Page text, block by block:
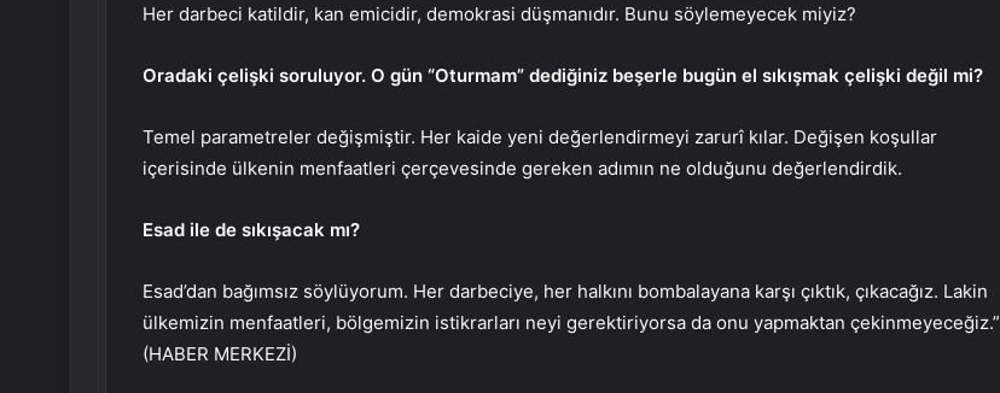
Her darbeci katildir, kan emicidir, demokrasi düşmanıdır. Bunu söylemeyecek miyiz?
Oradaki çelişki soruluyor. O gün “Oturmam” dediğiniz beşerle bugün el sıkışmak çelişki değil mi?
Temel parametreler değişmiştir. Her kaide yeni değerlendirmeyi zarurî kılar. Değişen koşullar
içerisinde ülkenin menfaatleri çerçevesinde gereken adımın ne olduğunu değerlendirdik.
Esad ile de sıkışacak mı?
Esad’dan bağımsız söylüyorum. Her darbeciye, her halkını bombalayana karşı çıktık, çıkacağız. Lakin
ülkemizin menfaatleri, bölgemizin istikrarları neyi gerektiriyorsa da onu yapmaktan çekinmeyeceğiz.”
(HABER MERKEZİ)